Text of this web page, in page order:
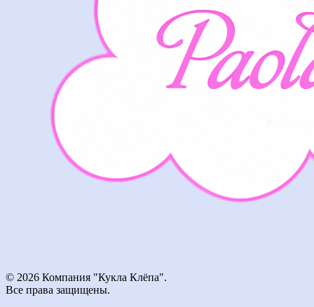
© 2026 Компания "Кукла Клёпа".
Все права защищены.